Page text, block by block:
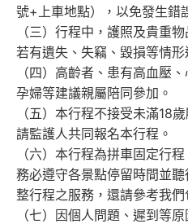
號+上車地點），以免發生錯
（三）行程中，護照及貴重
若有遺失、失竊、毀損等情形
（四）高齡者、患有高血壓
孕婦等建議親屬陪同參加。
（五）本行程不接受未滿18
請監護人共同報名本行程。
（六）本行程為拼車固定行
務必遵守各景點停留時間並
整行程之服務，還請參考我們
（七）因個人問題、遲到等